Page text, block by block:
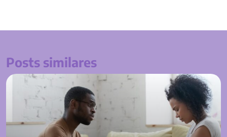
Posts similares
7 dicas para um divórcio amigável